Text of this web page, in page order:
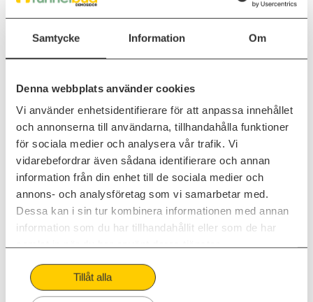
Samtycke Information Om
Denna webbplats använder cookies
Vi använder enhetsidentifierare för att anpassa innehållet
och annonserna till användarna, tillhandahålla funktioner
för sociala medier och analysera vår trafik. Vi
vidarebefordrar även sådana identifierare och annan
information från din enhet till de sociala medier och
annons- och analysföretag som vi samarbetar med.
Dessa kan i sin tur kombinera informationen med annan
information som du har tillhandahållit eller som de har
Tillåt alla